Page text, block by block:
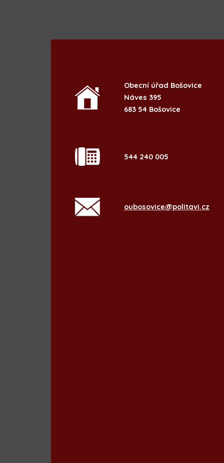
Obecní úřad Bošovice
Náves 395
683 54 Bošovice
544 240 005
oubosovice@politavi.cz